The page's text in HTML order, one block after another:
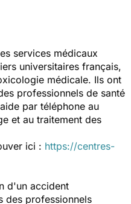
services médicaux
universitaires français,
médicale. Ils ont
professionnels de santé
par téléphone au
et au traitement des
ici : https://centres-
d'un accident
des professionnels